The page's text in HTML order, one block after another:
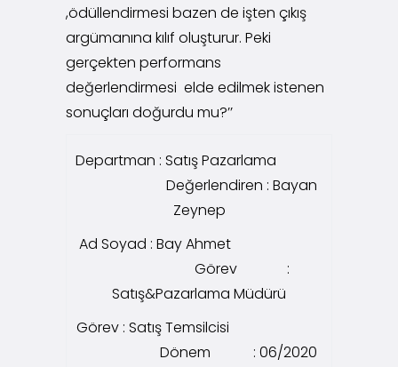
,ödüllendirmesi bazen de işten çıkış
argümanına kılıf oluşturur. Peki
gerçekten performans
değerlendirmesi elde edilmek istenen
sonuçları doğurdu mu?’’
Departman : Satış Pazarlama
Değerlendiren : Bayan
Zeynep
Ad Soyad : Bay Ahmet
Görev :
Satış&Pazarlama Müdürü
Görev : Satış Temsilcisi
Dönem : 06/2020